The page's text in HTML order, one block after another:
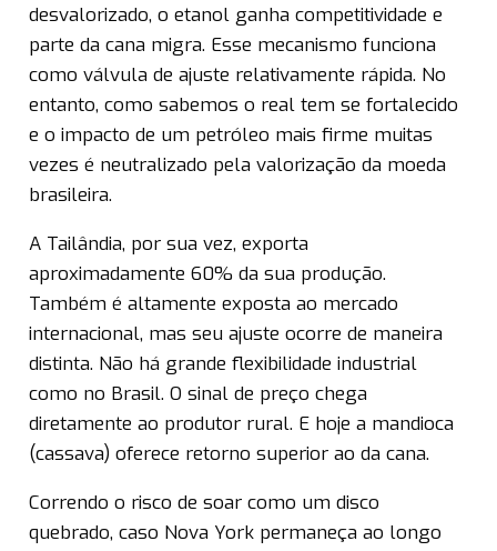
desvalorizado, o etanol ganha competitividade e
parte da cana migra. Esse mecanismo funciona
como válvula de ajuste relativamente rápida. No
entanto, como sabemos o real tem se fortalecido
e o impacto de um petróleo mais firme muitas
vezes é neutralizado pela valorização da moeda
brasileira.
A Tailândia, por sua vez, exporta
aproximadamente 60% da sua produção.
Também é altamente exposta ao mercado
internacional, mas seu ajuste ocorre de maneira
distinta. Não há grande flexibilidade industrial
como no Brasil. O sinal de preço chega
diretamente ao produtor rural. E hoje a mandioca
(cassava) oferece retorno superior ao da cana.
Correndo o risco de soar como um disco
quebrado, caso Nova York permaneça ao longo